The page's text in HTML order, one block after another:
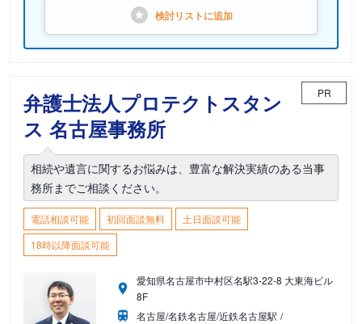
検討リストに追加
弁護士法人プロテクトスタン
ス 名古屋事務所
PR
相続や遺言に関するお悩みは、豊富な解決実績のある当事
務所までご相談ください。
電話相談可能 初回面談無料
土日面談可能
18時以降面談可能
愛知県名古屋市中村区名駅3-22-8 大東海ビル
8F
名古屋/名鉄名古屋/近鉄名古屋駅